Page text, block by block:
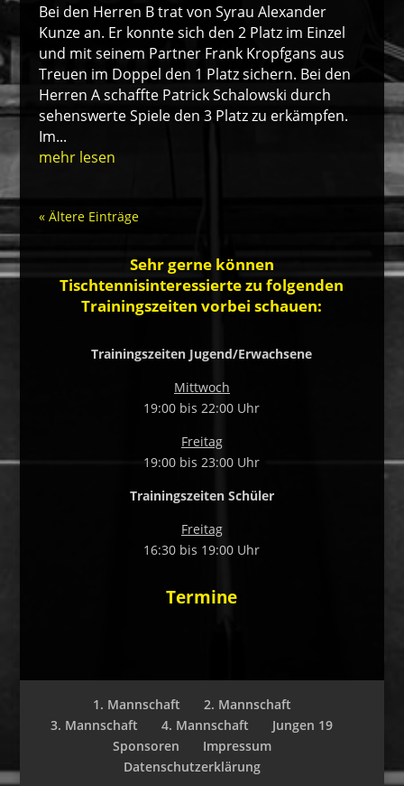
Bei den Herren B trat von Syrau Alexander
Kunze an. Er konnte sich den 2 Platz im Einzel
und mit seinem Partner Frank Kropfgans aus
Treuen im Doppel den 1 Platz sichern. Bei den
Herren A schaffte Patrick Schalowski durch
sehenswerte Spiele den 3 Platz zu erkämpfen.
Im...
mehr lesen
« Ältere Einträge
Sehr gerne können
Tischtennisinteressierte zu folgenden
Trainingszeiten vorbei schauen:
Trainingszeiten Jugend/Erwachsene
Mittwoch
19:00 bis 22:00 Uhr
Freitag
19:00 bis 23:00 Uhr
Trainingszeiten Schüler
Freitag
16:30 bis 19:00 Uhr
Termine
1. Mannschaft
2. Mannschaft
3. Mannschaft
4. Mannschaft
Jungen 19
Sponsoren
Impressum
Datenschutzerklärung